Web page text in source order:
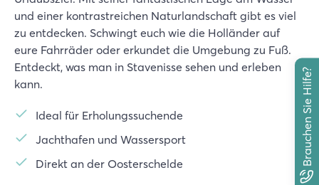
Brauchen Sie Hilfe?
und einer kontrastreichen Naturlandschaft gibt es viel
zu entdecken. Schwingt euch wie die Holländer auf
eure Fahrräder oder erkundet die Umgebung zu Fuß.
Entdeckt, was man in Stavenisse sehen und erleben
kann.
Ideal für Erholungssuchende
Jachthafen und Wassersport
Direkt an der Oosterschelde